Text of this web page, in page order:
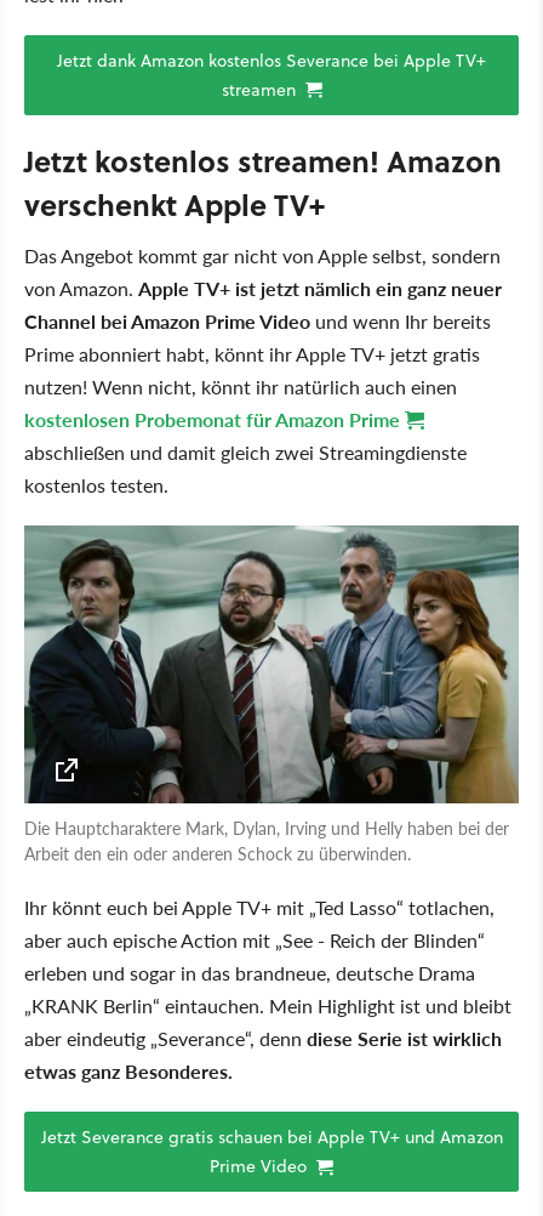
Jetzt dank Amazon kostenlos Severance bei Apple TV+
streamen
Jetzt kostenlos streamen! Amazon
verschenkt Apple TV+
Das Angebot kommt gar nicht von Apple selbst, sondern
von Amazon. Apple TV+ ist jetzt nämlich ein ganz neuer
Channel bei Amazon Prime Video und wenn Ihr bereits
Prime abonniert habt, könnt ihr Apple TV+ jetzt gratis
nutzen! Wenn nicht, könnt ihr natürlich auch einen
kostenlosen Probemonat für Amazon Prime
abschließen und damit gleich zwei Streamingdienste
kostenlos testen.
Die Hauptcharaktere Mark, Dylan, Irving und Helly haben bei der
Arbeit den ein oder anderen Schock zu überwinden.
Ihr könnt euch bei Apple TV+ mit „Ted Lasso“ totlachen,
aber auch epische Action mit „See - Reich der Blinden“
erleben und sogar in das brandneue, deutsche Drama
„KRANK Berlin“ eintauchen. Mein Highlight ist und bleibt
aber eindeutig „Severance“, denn diese Serie ist wirklich
etwas ganz Besonderes.
Jetzt Severance gratis schauen bei Apple TV+ und Amazon
Prime Video